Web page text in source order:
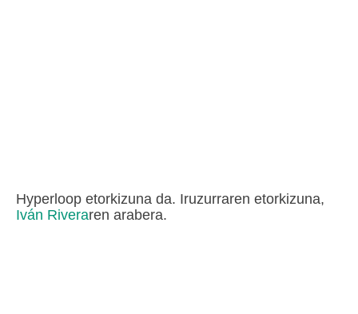
Hyperloop etorkizuna da. Iruzurraren etorkizuna,
Iván Riveraren arabera.